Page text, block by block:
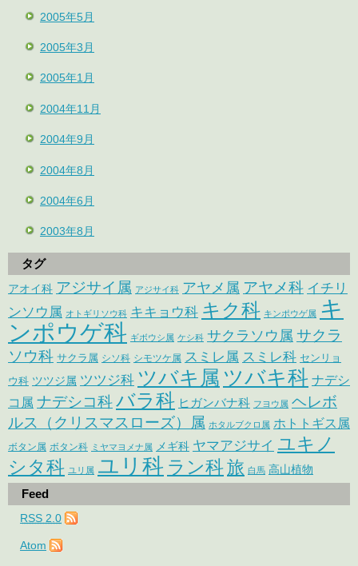
2005年5月
2005年3月
2005年1月
2004年11月
2004年9月
2004年8月
2004年6月
2003年8月
タグ
アオイ科 アジサイ属 アジサイ科 アヤメ属 アヤメ科 イチリ
ンソウ属 オトギリソウ科 キキョウ科 キク科 キンポウゲ属 キ
ンポウゲ科 ギボウシ属 ケシ科 サクラソウ属 サクラ
ソウ科 サクラ属 シソ科 シモツケ属 スミレ属 スミレ科 センリョ
ウ科 ツツジ属 ツツジ科 ツバキ属 ツバキ科 ナデシ
コ属 ナデシコ科バラ科 ヒガンバナ科 フヨウ属 ヘレボ
ルス（クリスマスローズ）属 ホタルブクロ属 ホトトギス属
ボタン属 ボタン科 ミヤマヨメナ属 メギ科 ヤマアジサイ ユキノ
シタ科 ユリ属 ユリ科 ラン科旅 白馬 高山植物
Feed
RSS 2.0
Atom